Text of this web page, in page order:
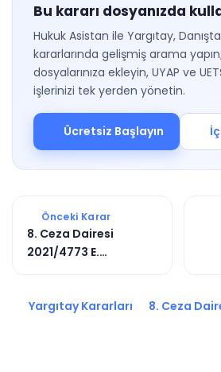
Bu kararı dosyanızda
Hukuk Asistan ile Yargıtay,
kararlarında gelişmiş arama
dosyalarınıza ekleyin, UYAP ve
işlerinizi tek yerden yönetin.
Ücretsiz Başlayın
Önceki Karar
8. Ceza Dairesi
2021/4773 E.
Yargıtay Kararları 8. Ceza